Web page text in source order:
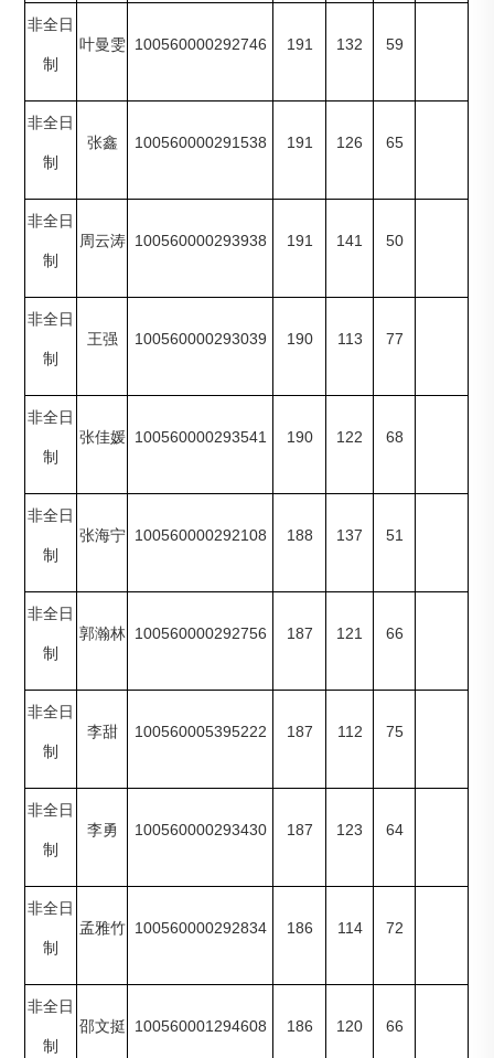
非全日
制
叶曼雯 100560000292746 191 132 59
非全日
制
张鑫 100560000291538 191 126 65
非全日
制
周云涛 100560000293938 191 141 50
非全日
制
王强 100560000293039 190 113 77
非全日
制
张佳媛 100560000293541 190 122 68
非全日
制
张海宁 100560000292108 188 137 51
非全日
制
郭瀚林 100560000292756 187 121 66
非全日
制
李甜 100560005395222 187 112 75
非全日
制
李勇 100560000293430 187 123 64
非全日
制
孟雅竹 100560000292834 186 114 72
非全日
制
邵文挺 100560001294608 186 120 66